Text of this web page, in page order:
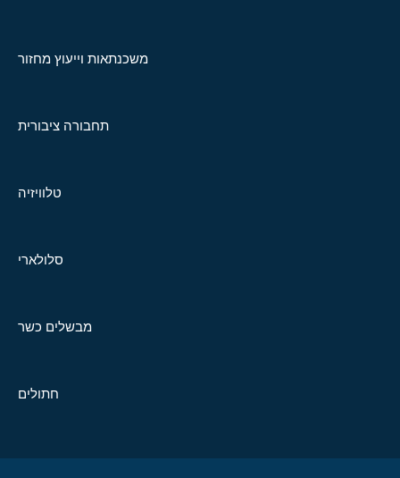
משכנתאות וייעוץ מחזור
תחבורה ציבורית
טלוויזיה
סלולארי
מבשלים כשר
חתולים